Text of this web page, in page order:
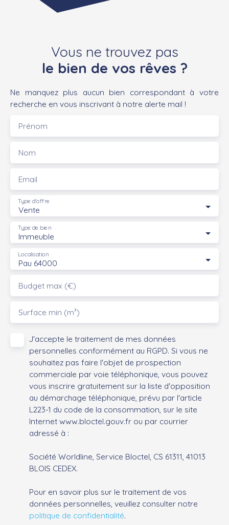
Vous ne trouvez pas
le bien de vos rêves ?
Ne manquez plus aucun bien correspondant à votre
recherche en vous inscrivant à notre alerte mail !
Prénom
Nom
Email
Vente
Type d'offre
Immeuble
Type de bien
Pau 64000
Localisation
Budget max (€)
Surface min (m²)
J'accepte le traitement de mes données
personnelles conformément au RGPD. Si vous ne
souhaitez pas faire l'objet de prospection
commerciale par voie téléphonique, vous pouvez
vous inscrire gratuitement sur la liste d'opposition
au démarchage téléphonique, prévu par l'article
L223-1 du code de la consommation, sur le site
Internet www.bloctel.gouv.fr ou par courrier
adressé à :
Société Worldline, Service Bloctel, CS 61311, 41013
BLOIS CEDEX.
Pour en savoir plus sur le traitement de vos
données personnelles, veuillez consulter notre
politique de confidentialité.